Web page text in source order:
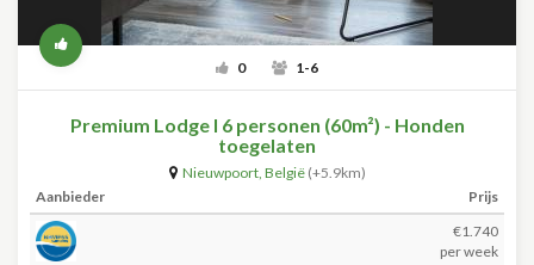
0 1-6
Premium Lodge I 6 personen (60m²) - Honden
toegelaten
Nieuwpoort, België (+5.9km)
Aanbieder
Prijs
€1.740
per week